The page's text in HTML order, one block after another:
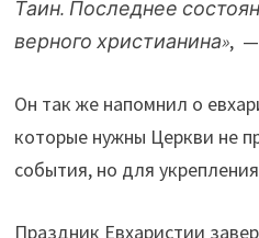
Таин. Последнее
верного христианина», —
Он так же напомнил о
которые нужны Церкви не
события, но для
Праздник Евхаристии